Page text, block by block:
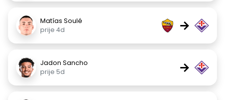
Matías Soulé
prije 4d
→
Jadon Sancho
prije 5d
→